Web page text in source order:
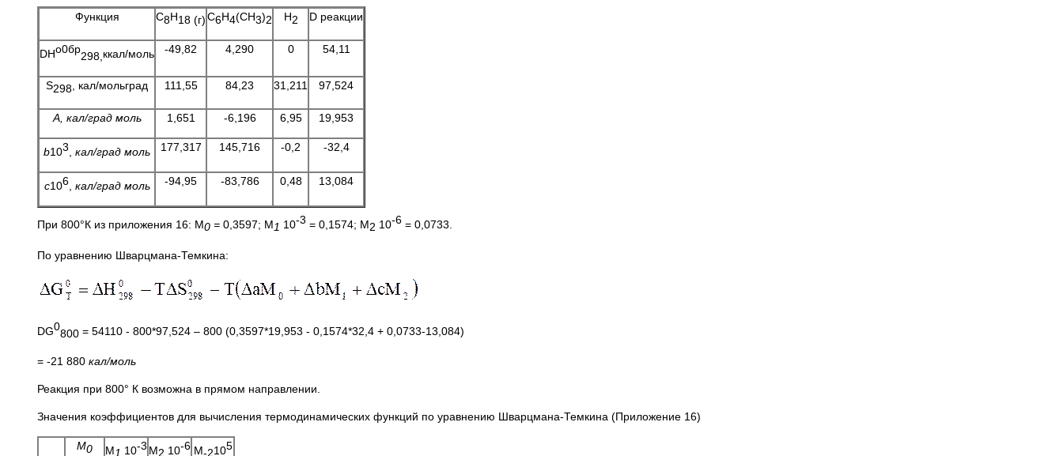
Функция С8Н18 (г)С6Н4(СН3)2 Н2 D реакции
DНо0бр
298,ккал/моль -49,82 4,290 0 54,11
S298, кал/мольград 111,55 84,23 31,211 97,524
А, кал/град моль 1,651 -6,196 6,95 19,953
b103 кал/град моль 177,317 145,716 -0,2 -32,4
c106, кал/град моль -94,95 -83,786 0,48 13,084
При 800°К из приложения 16: М0 = 0,3597; М1 10-3 = 0,1574; M2 10-6 = 0,0733.
По уравнению Шварцмана-Темкина:
DG0
800 = 54110 - 800*97,524 – 800 (0,3597*19,953 - 0,1574*32,4 + 0,0733-13,084)
= -21 880 кал/моль
Реакция при 800° К возможна в прямом направлении.
Значения коэффициентов для вычисления термодинамических функций по уравнению Шварцмана-Темкина (Приложение 16)
М0 М1 10-3 M2 10-6 М-2105